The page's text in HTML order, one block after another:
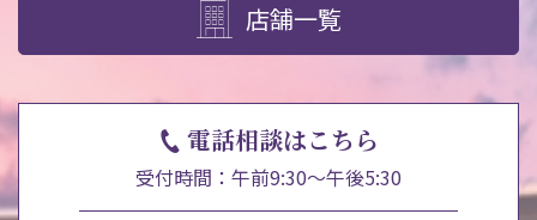
店舗一覧
電話相談はこちら
受付時間：午前9:30～午後5:30